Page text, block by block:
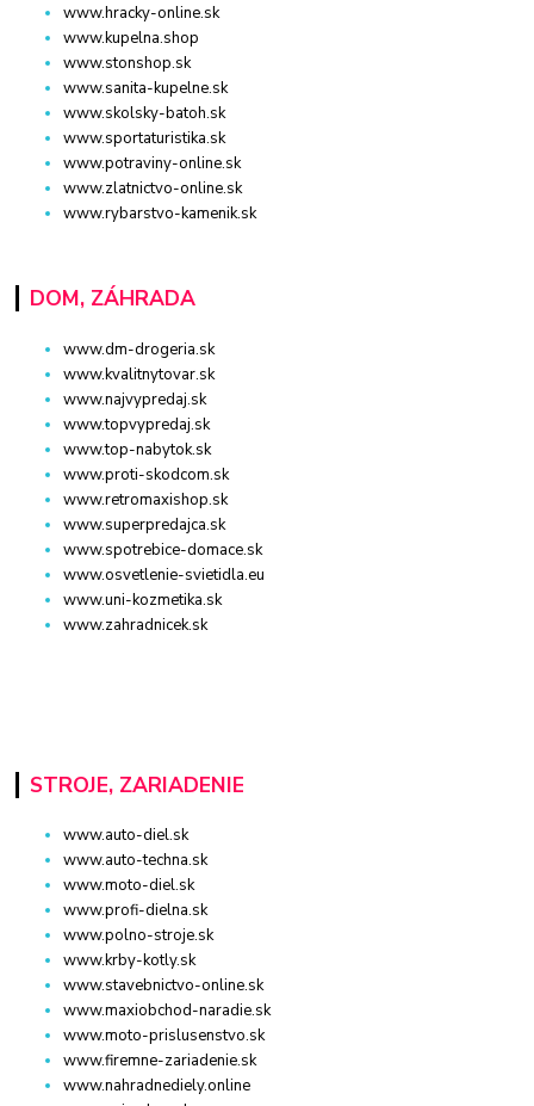
www.hracky-online.sk
www.kupelna.shop
www.stonshop.sk
www.sanita-kupelne.sk
www.skolsky-batoh.sk
www.sportaturistika.sk
www.potraviny-online.sk
www.zlatnictvo-online.sk
www.rybarstvo-kamenik.sk
DOM, ZÁHRADA
www.dm-drogeria.sk
www.kvalitnytovar.sk
www.najvypredaj.sk
www.topvypredaj.sk
www.top-nabytok.sk
www.proti-skodcom.sk
www.retromaxishop.sk
www.superpredajca.sk
www.spotrebice-domace.sk
www.osvetlenie-svietidla.eu
www.uni-kozmetika.sk
www.zahradnicek.sk
STROJE, ZARIADENIE
www.auto-diel.sk
www.auto-techna.sk
www.moto-diel.sk
www.profi-dielna.sk
www.polno-stroje.sk
www.krby-kotly.sk
www.stavebnictvo-online.sk
www.maxiobchod-naradie.sk
www.moto-prislusenstvo.sk
www.firemne-zariadenie.sk
www.nahradnediely.online